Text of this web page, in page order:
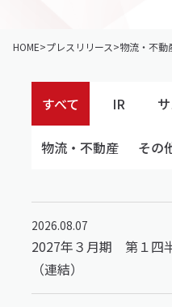
HOME>プレスリリース>物流・不動
すべて IR
物流・不動産 その
2026.08.07
2027年３月期 第１四
（連結）